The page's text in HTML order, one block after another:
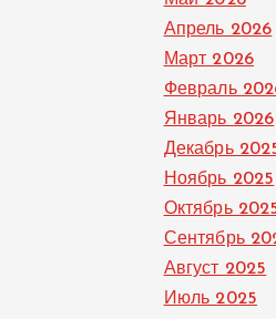
Апрель 2026
Март 2026
Февраль
Январь 2026
Декабрь
Ноябрь 2025
Октябрь
Сентябрь
Август 2025
Июль 2025